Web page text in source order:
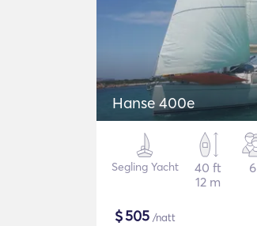
Hanse 400e
Segling Yacht
40 ft
12 m
6
$505 /natt